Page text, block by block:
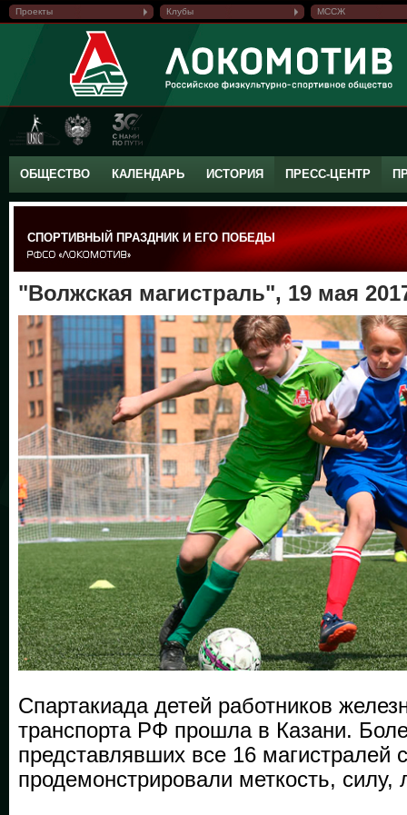
Проекты Клубы МССЖ
ОБЩЕСТВО КАЛЕНДАРЬ ИСТОРИЯ ПРЕСС-ЦЕНТР
СПОРТИВНЫЙ ПРАЗДНИК И ЕГО ПОБЕДЫ
"Волжская магистраль", 19 мая
Спартакиада детей работников
транспорта РФ прошла в Казани.
представлявших все 16 магистралей
продемонстрировали меткость, силу,